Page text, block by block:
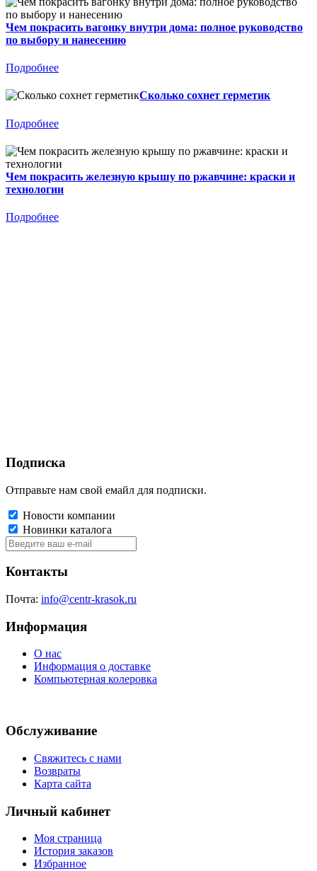
Чем покрасить вагонку внутри дома: полное руководство
по выбору и нанесению
Подробнее
Сколько сохнет герметик
Подробнее
Чем покрасить железную крышу по ржавчине: краски и
технологии
Подробнее
Подписка
Отправьте нам свой емайл для подписки.
Новости компании
Новинки каталога
Контакты
Почта: info@centr-krasok.ru
Информация
О нас
Информация о доставке
Компьютерная колеровка
Обслуживание
Свяжитесь с нами
Возвраты
Карта сайта
Личный кабинет
Моя страница
История заказов
Избранное